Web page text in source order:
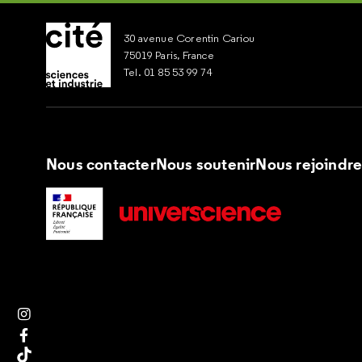
Suivez nous sur Instagram
Suivez nous sur Facebook
30 avenue Corentin Cariou
75019 Paris, France
Tel. 01 85 53 99 74
Nous contacterNous soutenirNous rejoindre